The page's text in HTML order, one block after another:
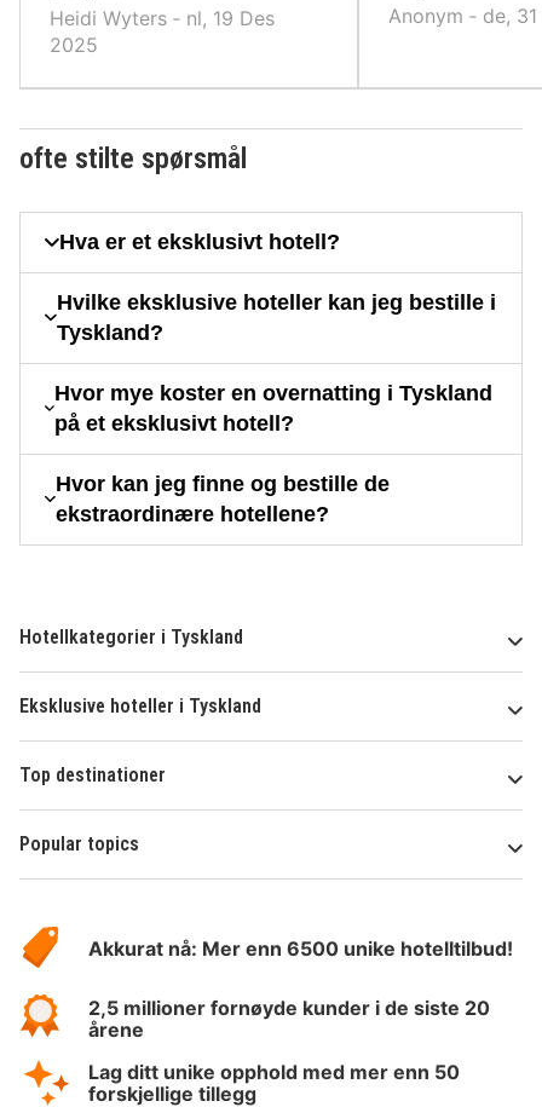
Heidi Wyters ‐ nl, 19 Des
2025
Anonym ‐ de,
ofte stilte spørsmål
Hva er et eksklusivt hotell?
Hvilke eksklusive hoteller kan jeg bestille i
Tyskland?
Hvor mye koster en overnatting i Tyskland
på et eksklusivt hotell?
Hvor kan jeg finne og bestille de
ekstraordinære hotellene?
Hotellkategorier i Tyskland
Eksklusive hoteller i Tyskland
Top destinationer
Popular topics
Hotelspecials
Akkurat nå: Mer enn 6500 unike hotelltilbud!
2,5 millioner fornøyde kunder i de siste 20
årene
Lag ditt unike opphold med mer enn 50
forskjellige tillegg